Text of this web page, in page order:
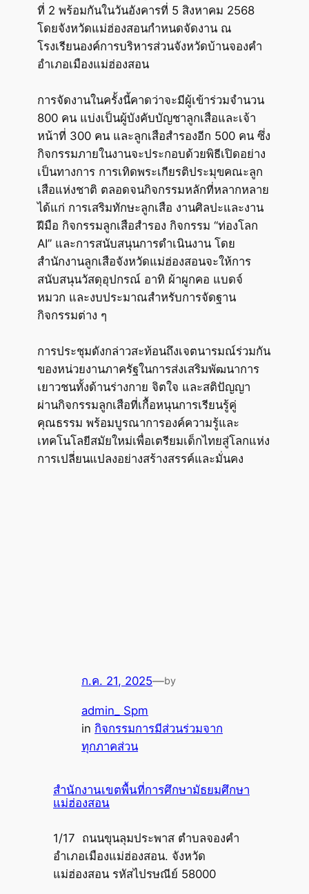
ที่ 2 พร้อมกันในวันอังคารที่ 5 สิงหาคม 2568
โดยจังหวัดแม่ฮ่องสอนกำหนดจัดงาน ณ
โรงเรียนองค์การบริหารส่วนจังหวัดบ้านจองคำ
อำเภอเมืองแม่ฮ่องสอน
การจัดงานในครั้งนี้คาดว่าจะมีผู้เข้าร่วมจำนวน
800 คน แบ่งเป็นผู้บังคับบัญชาลูกเสือและเจ้า
หน้าที่ 300 คน และลูกเสือสำรองอีก 500 คน ซึ่ง
กิจกรรมภายในงานจะประกอบด้วยพิธีเปิดอย่าง
เป็นทางการ การเทิดพระเกียรติประมุขคณะลูก
เสือแห่งชาติ ตลอดจนกิจกรรมหลักที่หลากหลาย
ได้แก่ การเสริมทักษะลูกเสือ งานศิลปะและงาน
ฝีมือ กิจกรรมลูกเสือสำรอง กิจกรรม “ท่องโลก
AI” และการสนับสนุนการดำเนินงาน โดย
สำนักงานลูกเสือจังหวัดแม่ฮ่องสอนจะให้การ
สนับสนุนวัสดุอุปกรณ์ อาทิ ผ้าผูกคอ แบดจ์
หมวก และงบประมาณสำหรับการจัดฐาน
กิจกรรมต่าง ๆ
การประชุมดังกล่าวสะท้อนถึงเจตนารมณ์ร่วมกัน
ของหน่วยงานภาครัฐในการส่งเสริมพัฒนาการ
เยาวชนทั้งด้านร่างกาย จิตใจ และสติปัญญา
ผ่านกิจกรรมลูกเสือที่เกื้อหนุนการเรียนรู้คู่
คุณธรรม พร้อมบูรณาการองค์ความรู้และ
เทคโนโลยีสมัยใหม่เพื่อเตรียมเด็กไทยสู่โลกแห่ง
การเปลี่ยนแปลงอย่างสร้างสรรค์และมั่นคง
ก.ค. 21, 2025—by
admin_ Spm
in กิจกรรมการมีส่วนร่วมจาก
ทุกภาคส่วน
สำนักงานเขตพื้นที่การศึกษามัธยมศึกษา
แม่ฮ่องสอน
1/17 ถนนขุนลุมประพาส ตำบลจองคำ
อำเภอเมืองแม่ฮ่องสอน. จังหวัด
แม่ฮ่องสอน รหัสไปรษณีย์ 58000